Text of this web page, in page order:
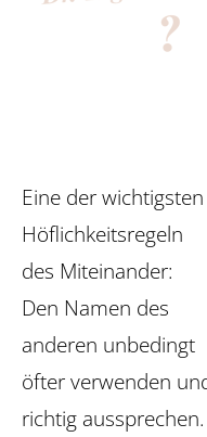
Eine der wichtigsten
Höflichkeitsregeln
des Miteinander:
Den Namen des
anderen unbedingt
öfter verwenden
richtig aussprechen.